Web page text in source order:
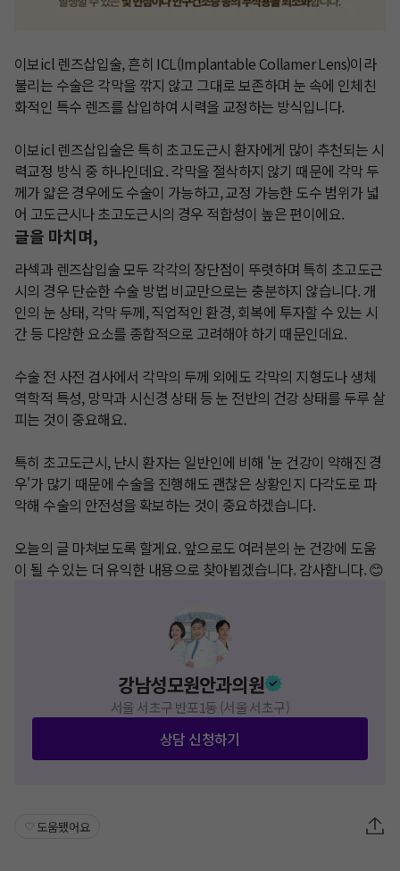
이보icl 렌즈삽입술, 흔히 ICL(Implantable Collamer Lens)이라
불리는 수술은 각막을 깎지 않고 그대로 보존하며 눈 속에 인체친
화적인 특수 렌즈를 삽입하여 시력을 교정하는 방식​입니다.
이보icl 렌즈삽입술은 특히 초고도근시 환자에게 많이 추천되는 시
력교정 방식 중 하나인데요. 각막을 절삭하지 않기 때문에 각막 두
께가 얇은 경우에도 수술이 가능하고, 교정 가능한 도수 범위가 넓
어 고도근시나 초고도근시의 경우 적합성이 높은 편이에요.
글을 마치며,
라섹과 렌즈삽입술 모두 각각의 장단점이 뚜렷하며 특히 초고도근
시의 경우 단순한 수술 방법 비교만으로는 충분하지 않습니다. 개
인의 눈 상태, 각막 두께, 직업적인 환경, 회복에 투자할 수 있는 시
간 등 다양한 요소를 종합적으로 고려해야 하기 때문인데요.
수술 전 사전 검사에서 각막의 두께 외에도 각막의 지형도나 생체
역학적 특성, 망막과 시신경 상태 등 눈 전반의 건강 상태를 두루 살
피는 것이 중요해요.
특히 초고도근시, 난시 환자는 일반인에 비해 '눈 건강이 약해진 경
우'가 많기 때문에 수술을 진행해도 괜찮은 상황인지 다각도로 파
악해 수술의 안전성을 확보하는 것이 중요하겠습니다.
오늘의 글 마쳐보도록 할게요. 앞으로도 여러분의 눈 건강에 도움
이 될 수 있는 더 유익한 내용으로 찾아뵙겠습니다. 감사합니다. 😊
강남성모원안과의원
서울 서초구 반포1동 (서울 서초구)
상담 신청하기
도움됐어요